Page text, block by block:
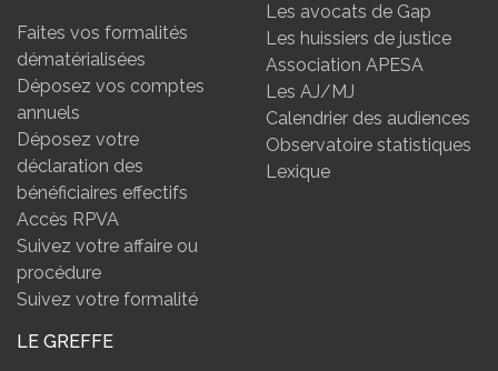
Faites vos formalités
dématérialisées
Déposez vos comptes
annuels
Déposez votre
déclaration des
bénéficiaires effectifs
Accès RPVA
Suivez votre affaire ou
procédure
Suivez votre formalité
Les avocats de Gap
Les huissiers de justice
Association APESA
Les AJ/MJ
Calendrier des audiences
Observatoire statistiques
Lexique
LE GREFFE